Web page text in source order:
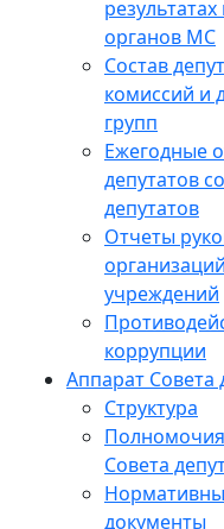
органов МС
Состав
комиссий и
групп
Ежегодные
депутатов
депутатов
Отчеты
учреждений
коррупции
Аппарат Совета
Структура
Совета
документы